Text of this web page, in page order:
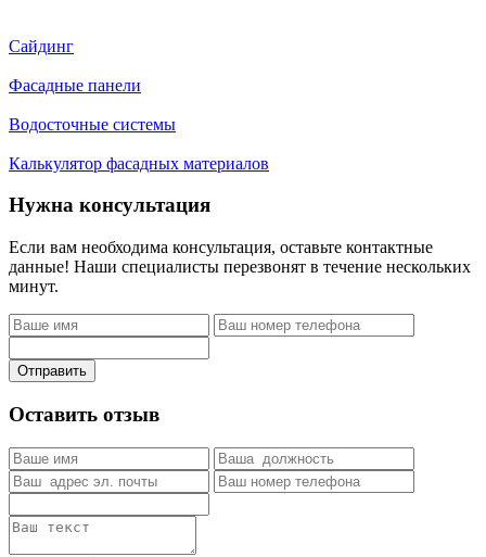
Сайдинг
Фасадные панели
Водосточные системы
Калькулятор фасадных материалов
Нужна консультация
Если вам необходима консультация, оставьте контактные
данные! Наши специалисты перезвонят в течение нескольких
минут.
Отправить
Оставить отзыв